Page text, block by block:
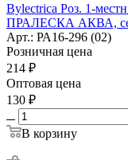
Bylectrica Роз. 1-
ПРАЛЕСКА АКВА,
Арт.: РА16-296 (02)
Розничная цена
214 ₽
Оптовая цена
130 ₽
В корзину